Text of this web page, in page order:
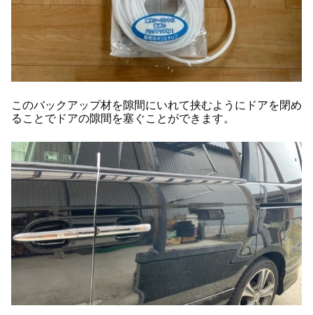
このバックアップ材を隙間にいれて挟むようにドアを閉め
ることでドアの隙間を塞ぐことができます。